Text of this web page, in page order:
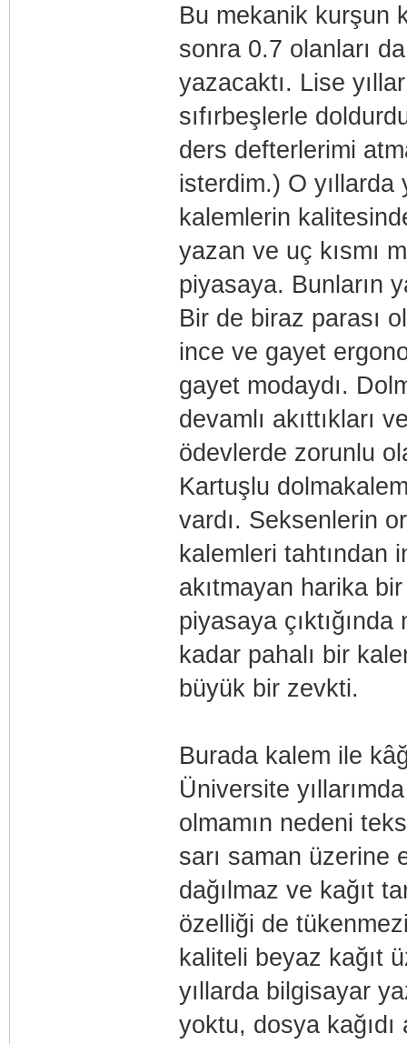
Bu mekanik kurşun
sonra 0.7 olanları
yazacaktı. Lise
sıfırbeşlerle
ders defterlerimi
isterdim.) O yıllarda
kalemlerin
yazan ve uç kısmı
piyasaya. Bunların
Bir de biraz parası
ince ve gayet
gayet modaydı.
devamlı akıttıkları
ödevlerde zorunlu
Kartuşlu
vardı. Seksenlerin
kalemleri tahtından
akıtmayan harika
piyasaya
kadar pahalı bir
büyük bir zevkti.
Burada kalem ile
Üniversite
olmamın nedeni
sarı saman üzerine
dağılmaz ve kağıt
özelliği de
kaliteli beyaz kağıt
yıllarda bilgisayar
yoktu, dosya